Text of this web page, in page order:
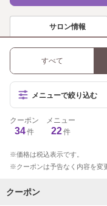
サロン情報
すべて
メニューで絞り込む
クーポン
34件
メニュー
22件
価格は税込表示です。
クーポンは予告なく内容を変
クーポン